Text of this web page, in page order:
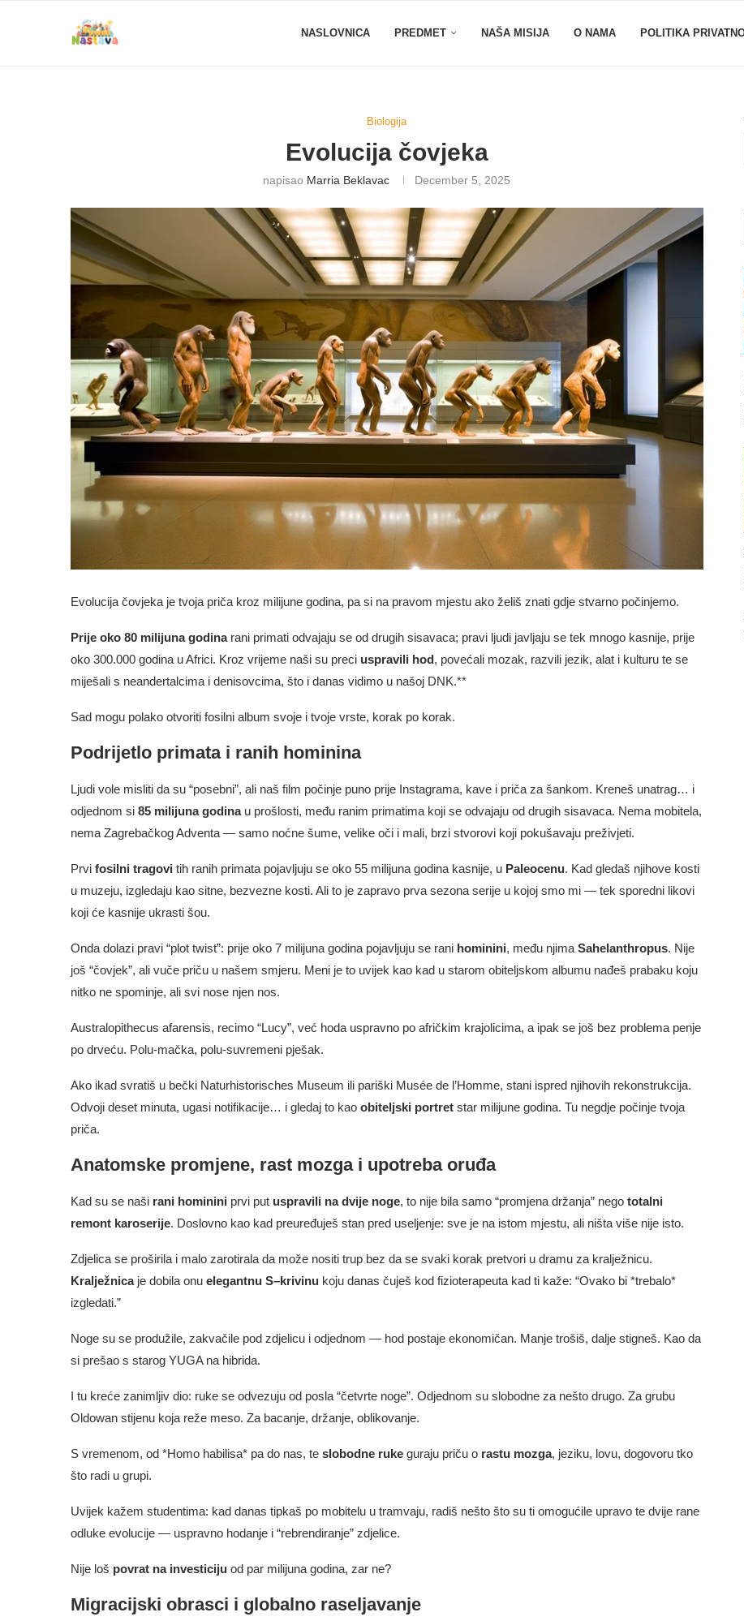
NASLOVNICA PREDMET NAŠA MISIJA O NAMA POLITIKA
Biologija
Evolucija čovjeka
napisao Marria Beklavac December 5, 2025
Evolucija čovjeka je tvoja priča kroz milijune godina, pa si na pravom mjestu ako želiš znati gdje stvarno počinjemo.
Prije oko 80 milijuna godinarani primati odvajaju se od drugih sisavaca; pravi ljudi javljaju se tek mnogo kasnije, prije
oko 300.000 godina u Africi. Kroz vrijeme naši su preci uspravili hod, povećali mozak, razvili jezik, alat i kulturu te se
miješali s neandertalcima i denisovcima, što i danas vidimo u našoj DNK.**
Sad mogu polako otvoriti fosilni album svoje i tvoje vrste, korak po korak.
Podrijetlo primata i ranih hominina
Ljudi vole misliti da su “posebni”, ali naš film počinje puno prije Instagrama, kave i priča za šankom. Kreneš unatrag… i
odjednom si 85 milijuna godinau prošlosti, među ranim primatima koji se odvajaju od drugih sisavaca. Nema mobitela,
nema Zagrebačkog Adventa — samo noćne šume, velike oči i mali, brzi stvorovi koji pokušavaju preživjeti.
Prvi fosilni tragovi tih ranih primata pojavljuju se oko 55 milijuna godina kasnije, u Paleocenu. Kad gledaš njihove kosti
u muzeju, izgledaju kao sitne, bezvezne kosti. Ali to je zapravo prva sezona serije u kojoj smo mi — tek sporedni likovi
koji će kasnije ukrasti šou.
Onda dolazi pravi “plot twist”: prije oko 7 milijuna godina pojavljuju se rani hominini, među njima Sahelanthropus. Nije
još “čovjek”, ali vuče priču u našem smjeru. Meni je to uvijek kao kad u starom obiteljskom albumu nađeš prabaku koju
nitko ne spominje, ali svi nose njen nos.
Australopithecus afarensis, recimo “Lucy”, već hoda uspravno po afričkim krajolicima, a ipak se još bez problema penje
po drveću. Polu-mačka, polu-suvremeni pješak.
Ako ikad svratiš u bečki Naturhistorisches Museum ili pariški Musée de l’Homme, stani ispred njihovih rekonstrukcija.
Odvoji deset minuta, ugasi notifikacije… i gledaj to kao obiteljski portret star milijune godina. Tu negdje počinje tvoja
priča.
Anatomske promjene, rast mozga i upotreba oruđa
Kad su se naši rani hominini prvi put uspravili na dvije noge, to nije bila samo “promjena držanja” nego totalni
remont karoserije. Doslovno kao kad preuređuješ stan pred useljenje: sve je na istom mjestu, ali ništa više nije isto.
Zdjelica se proširila i malo zarotirala da može nositi trup bez da se svaki korak pretvori u dramu za kralježnicu.
Kralježnicaje dobila onu elegantnu S–krivinu koju danas čuješ kod fizioterapeuta kad ti kaže: “Ovako bi *trebalo*
izgledati.”
Noge su se produžile, zakvačile pod zdjelicu i odjednom — hod postaje ekonomičan. Manje trošiš, dalje stigneš. Kao da
si prešao s starog YUGA na hibrida.
I tu kreće zanimljiv dio: ruke se odvezuju od posla “četvrte noge”. Odjednom su slobodne za nešto drugo. Za grubu
Oldowan stijenu koja reže meso. Za bacanje, držanje, oblikovanje.
S vremenom, od *Homo habilisa* pa do nas, te slobodne ruke guraju priču o rastu mozga, jeziku, lovu, dogovoru tko
što radi u grupi.
Uvijek kažem studentima: kad danas tipkaš po mobitelu u tramvaju, radiš nešto što su ti omogućile upravo te dvije rane
odluke evolucije — uspravno hodanje i “rebrendiranje” zdjelice.
Nije loš povrat na investiciju od par milijuna godina, zar ne?
Migracijski obrasci i globalno raseljavanje